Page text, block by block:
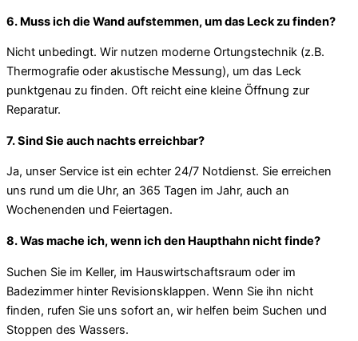
6. Muss ich die Wand aufstemmen, um das Leck zu finden?
Nicht unbedingt. Wir nutzen moderne Ortungstechnik (z.B.
Thermografie oder akustische Messung), um das Leck
punktgenau zu finden. Oft reicht eine kleine Öffnung zur
Reparatur.
7. Sind Sie auch nachts erreichbar?
Ja, unser Service ist ein echter 24/7 Notdienst. Sie erreichen
uns rund um die Uhr, an 365 Tagen im Jahr, auch an
Wochenenden und Feiertagen.
8. Was mache ich, wenn ich den Haupthahn nicht finde?
Suchen Sie im Keller, im Hauswirtschaftsraum oder im
Badezimmer hinter Revisionsklappen. Wenn Sie ihn nicht
finden, rufen Sie uns sofort an, wir helfen beim Suchen und
Stoppen des Wassers.